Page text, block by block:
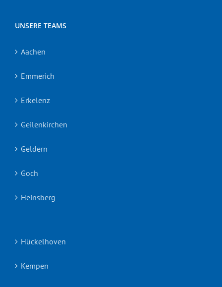
UNSERE TEAMS
Aachen
Emmerich
Erkelenz
Geilenkirchen
Geldern
Goch
Heinsberg
Hückelhoven
Kempen